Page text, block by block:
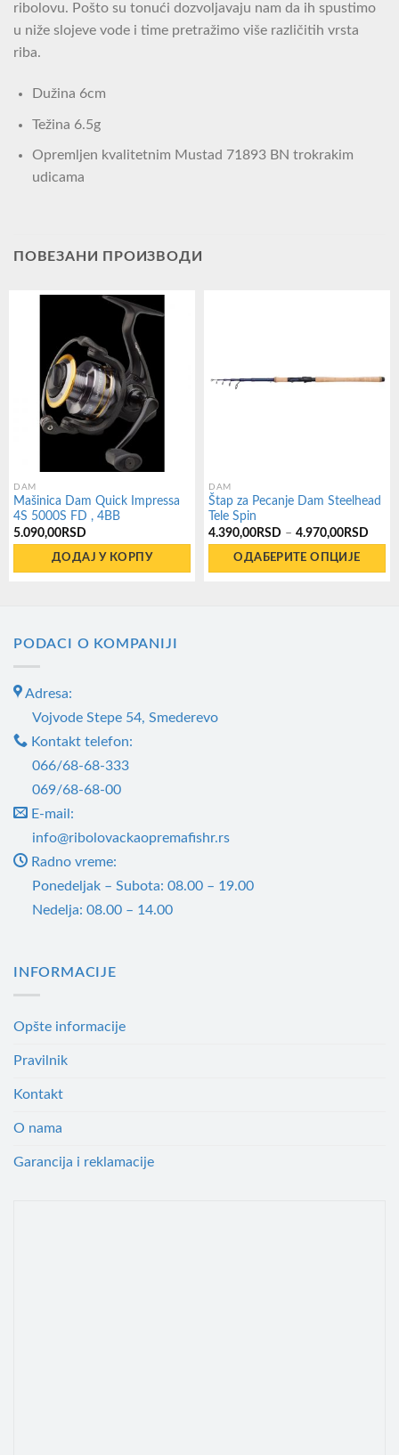
ribolovu. Pošto su tonući dozvoljavaju nam da ih spustimo
u niže slojeve vode i time pretražimo više različitih vrsta
riba.
Dužina 6cm
Težina 6.5g
Opremljen kvalitetnim Mustad 71893 BN trokrakim
udicama
ПОВЕЗАНИ ПРОИЗВОДИ
DAM
Mašinica Dam Quick Impressa
4S 5000S FD , 4BB
5.090,00 RSD
ДОДАЈ У КОРПУ
DAM
Štap za Pecanje Dam Steelhead
Tele Spin
4.390,00 RSD – 4.970,00 RSD
цена:
ОДАБЕРИТЕ ОПЦИЈЕ
могу
PODACI O KOMPANIJI
Adresa:
Vojvode Stepe 54, Smederevo
Kontakt telefon:
066/68-68-333
069/68-68-00
E-mail:
info@ribolovackaopremafishr.rs
Radno vreme:
Ponedeljak – Subota: 08.00 – 19.00
Nedelja: 08.00 – 14.00
INFORMACIJE
Opšte informacije
Pravilnik
Kontakt
O nama
Garancija i reklamacije